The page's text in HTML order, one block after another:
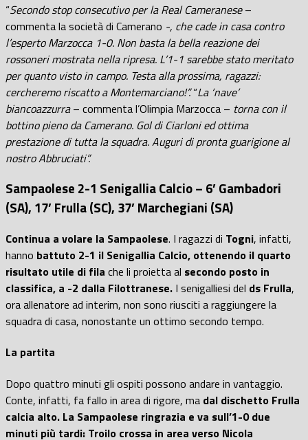
“Secondo stop consecutivo per la Real Cameranese–
commenta la società di Camerano -, che cade in casa contro
l’esperto Marzocca 1-0. Non basta la bella reazione dei
rossoneri mostrata nella ripresa. L’1-1 sarebbe stato meritato
per quanto visto in campo. Testa alla prossima, ragazzi:
cercheremo riscatto a Montemarciano!”.“La ‘nave’
biancoazzurra– commenta l’Olimpia Marzocca – torna con il
bottino pieno da Camerano. Gol di Ciarloni ed ottima
prestazione di tutta la squadra. Auguri di pronta guarigione al
nostro Abbruciati”.
Sampaolese 2-1 Senigallia Calcio – 6’ Gambadori
(SA), 17’ Frulla (SC), 37’ Marchegiani (SA)
Continua a volare la Sampaolese. I ragazzi di Togni, infatti,
hanno battuto 2-1 il Senigallia Calcio, ottenendo il quarto
risultato utile di fila che li proietta al secondo posto in
classifica, a -2 dalla Filottranese. I senigalliesi del ds Frulla,
ora allenatore ad interim, non sono riusciti a raggiungere la
squadra di casa, nonostante un ottimo secondo tempo.
La partita
Dopo quattro minuti gli ospiti possono andare in vantaggio.
Conte, infatti, fa fallo in area di rigore, ma dal dischetto Frulla
calcia alto. La Sampaolese ringrazia e va sull’1-0 due
minuti più tardi: Troilo crossa in area verso Nicola